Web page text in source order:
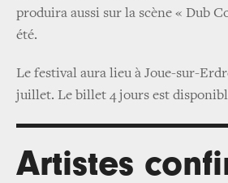
produira aussi sur la scène « Dub
été.
Le festival aura lieu à Joue-sur-
juillet. Le billet 4 jours est
Artistes